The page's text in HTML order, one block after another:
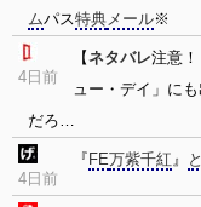
ムパス特典メール※
4日前
【ネタバレ注意！
ュー・デイ」に
だろ…
4日前
『 FE万紫千紅』